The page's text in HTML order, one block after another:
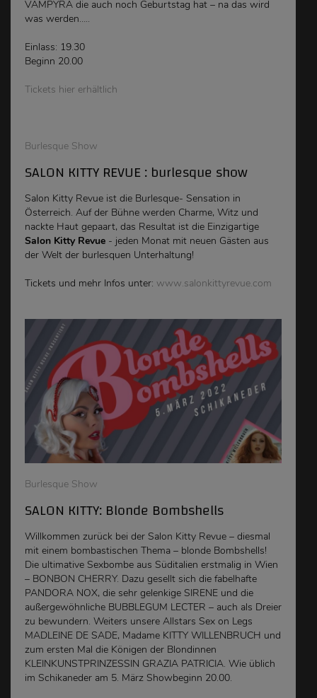
VAMPYRA die auch noch Geburtstag hat – na das wird
was werden…..
Einlass: 19.30
Beginn 20.00
Tickets hier erhältlich
Burlesque Show
SALON KITTY REVUE : burlesque show
Salon Kitty Revue ist die Burlesque- Sensation in
Österreich. Auf der Bühne werden Charme, Witz und
nackte Haut gepaart, das Resultat ist die Einzigartige
Salon Kitty Revue - jeden Monat mit neuen Gästen aus
der Welt der burlesquen Unterhaltung!
Tickets und mehr Infos unter: www.salonkittyrevue.com
Burlesque Show
SALON KITTY: Blonde Bombshells
Willkommen zurück bei der Salon Kitty Revue – diesmal
mit einem bombastischen Thema – blonde Bombshells!
Die ultimative Sexbombe aus Süditalien erstmalig in Wien
– BONBON CHERRY. Dazu gesellt sich die fabelhafte
PANDORA NOX, die sehr gelenkige SIRENE und die
außergewöhnliche BUBBLEGUM LECTER – auch als Dreier
zu bewundern. Weiters unsere Allstars Sex on Legs
MADLEINE DE SADE, Madame KITTY WILLENBRUCH und
zum ersten Mal die Königen der Blondinnen
KLEINKUNSTPRINZESSIN GRAZIA PATRICIA. Wie üblich
im Schikaneder am 5. März Showbeginn 20.00.